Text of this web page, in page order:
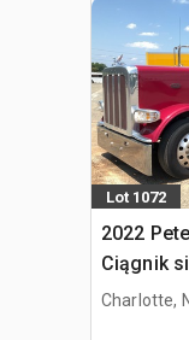
Lot 1072
2022
Ciągnik
kabiną
Charlotte,